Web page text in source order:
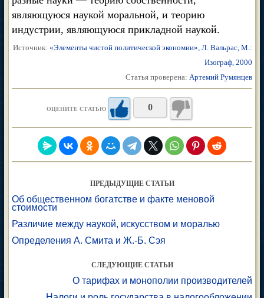
являющуюся наукой моральной, и теорию
индустрии, являющуюся прикладной наукой.
Источник: «Элементы чистой политической экономии», Л. Вальрас, М.:
Изограф, 2000
Статья проверена: Артемий Румянцев
ОЦЕНИТЕ СТАТЬЮ 0
ПРЕДЫДУЩИЕ СТАТЬИ
Об общественном богатстве и факте меновой
стоимости
Различие между наукой, искусством и моралью
Определения А. Смита и Ж.-Б. Сэя
СЛЕДУЮЩИЕ СТАТЬИ
О тарифах и монополии производителей